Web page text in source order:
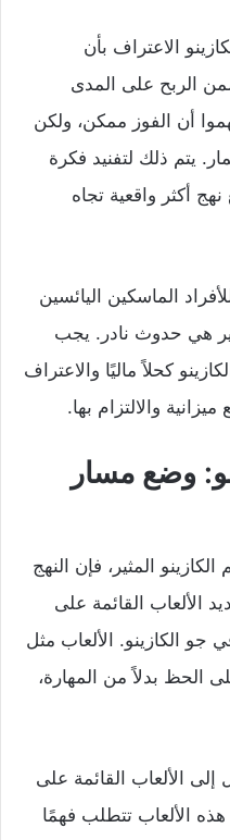
الاعتراف بأن
الربح على المدى
أن الفوز ممكن، ولكن
يتم ذلك لتفنيد فكرة
أكثر واقعية تجاه
الماسكين اليائسين
هي حدوث نادر. يجب
كحلاً ماليًا والاعتراف
والالتزام بها.
وضع مسار
المثير، فإن النهج
الألعاب القائمة على
جو الكازينو. الألعاب مثل
الحظ بدلاً من المهارة،
إلى الألعاب القائمة على
هذه الألعاب تتطلب فهمًا